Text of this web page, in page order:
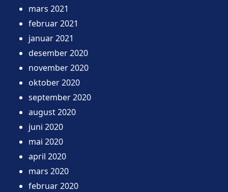
mars 2021
februar 2021
januar 2021
desember 2020
november 2020
oktober 2020
september 2020
august 2020
juni 2020
mai 2020
april 2020
mars 2020
februar 2020